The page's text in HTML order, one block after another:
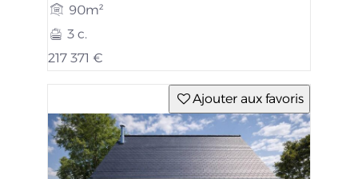
90m²
3 c.
217 371 €
Ajouter aux favoris